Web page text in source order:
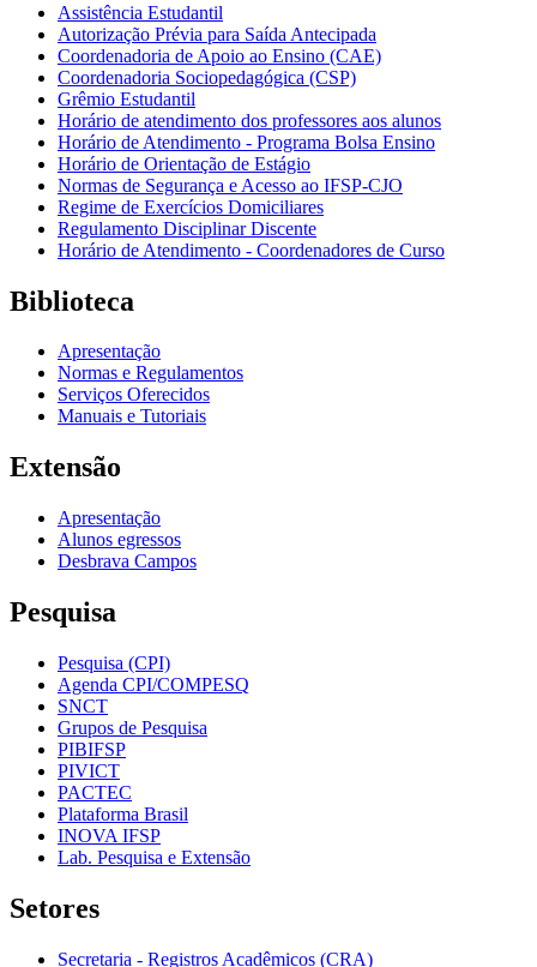
Assistência Estudantil
Autorização Prévia para Saída Antecipada
Coordenadoria de Apoio ao Ensino (CAE)
Coordenadoria Sociopedagógica (CSP)
Grêmio Estudantil
Horário de atendimento dos professores aos alunos
Horário de Atendimento - Programa Bolsa Ensino
Horário de Orientação de Estágio
Normas de Segurança e Acesso ao IFSP-CJO
Regime de Exercícios Domiciliares
Regulamento Disciplinar Discente
Horário de Atendimento - Coordenadores de Curso
Biblioteca
Apresentação
Normas e Regulamentos
Serviços Oferecidos
Manuais e Tutoriais
Extensão
Apresentação
Alunos egressos
Desbrava Campos
Pesquisa
Pesquisa (CPI)
Agenda CPI/COMPESQ
SNCT
Grupos de Pesquisa
PIBIFSP
PIVICT
PACTEC
Plataforma Brasil
INOVA IFSP
Lab. Pesquisa e Extensão
Setores
Secretaria - Registros Acadêmicos (CRA)